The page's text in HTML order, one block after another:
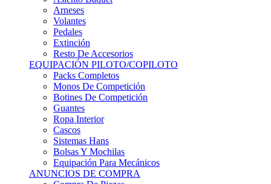
Volantes
Pedales
Extinción
Resto De Accesorios
EQUIPACIÓN PILOTO/COPILOTO
Packs Completos
Monos De Competición
Botines De Competición
Guantes
Ropa Interior
Cascos
Sistemas Hans
Bolsas Y Mochilas
Equipación Para Mecánicos
ANUNCIOS DE COMPRA
Compra De Piezas
Compra De Neumáticos